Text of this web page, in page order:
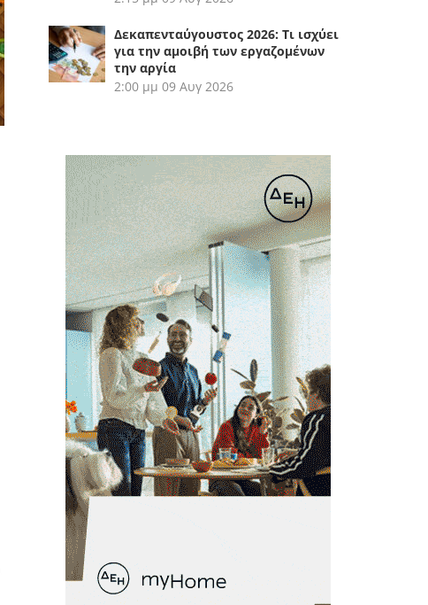
Δεκαπενταύγουστος 2026: Τι ισχύει
για την αμοιβή των εργαζομένων
την αργία
2:00 μμ 09 Αυγ 2026